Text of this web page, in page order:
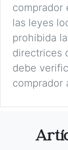
comprador
las leyes
prohibida
directrices
debe
comprador